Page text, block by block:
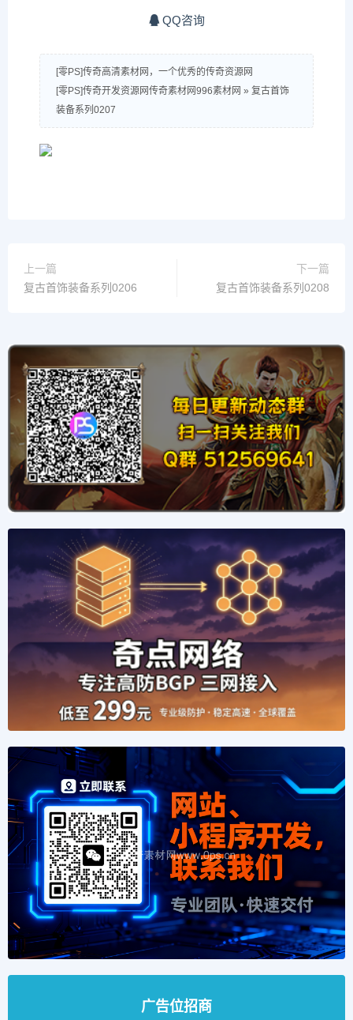
QQ咨询
[零PS]传奇高清素材网，一个优秀的传奇资源网
[零PS]传奇开发资源网传奇素材网996素材网 » 复古首饰
装备系列0207
上一篇
复古首饰装备系列0206
下一篇
复古首饰装备系列0208
广告位招商